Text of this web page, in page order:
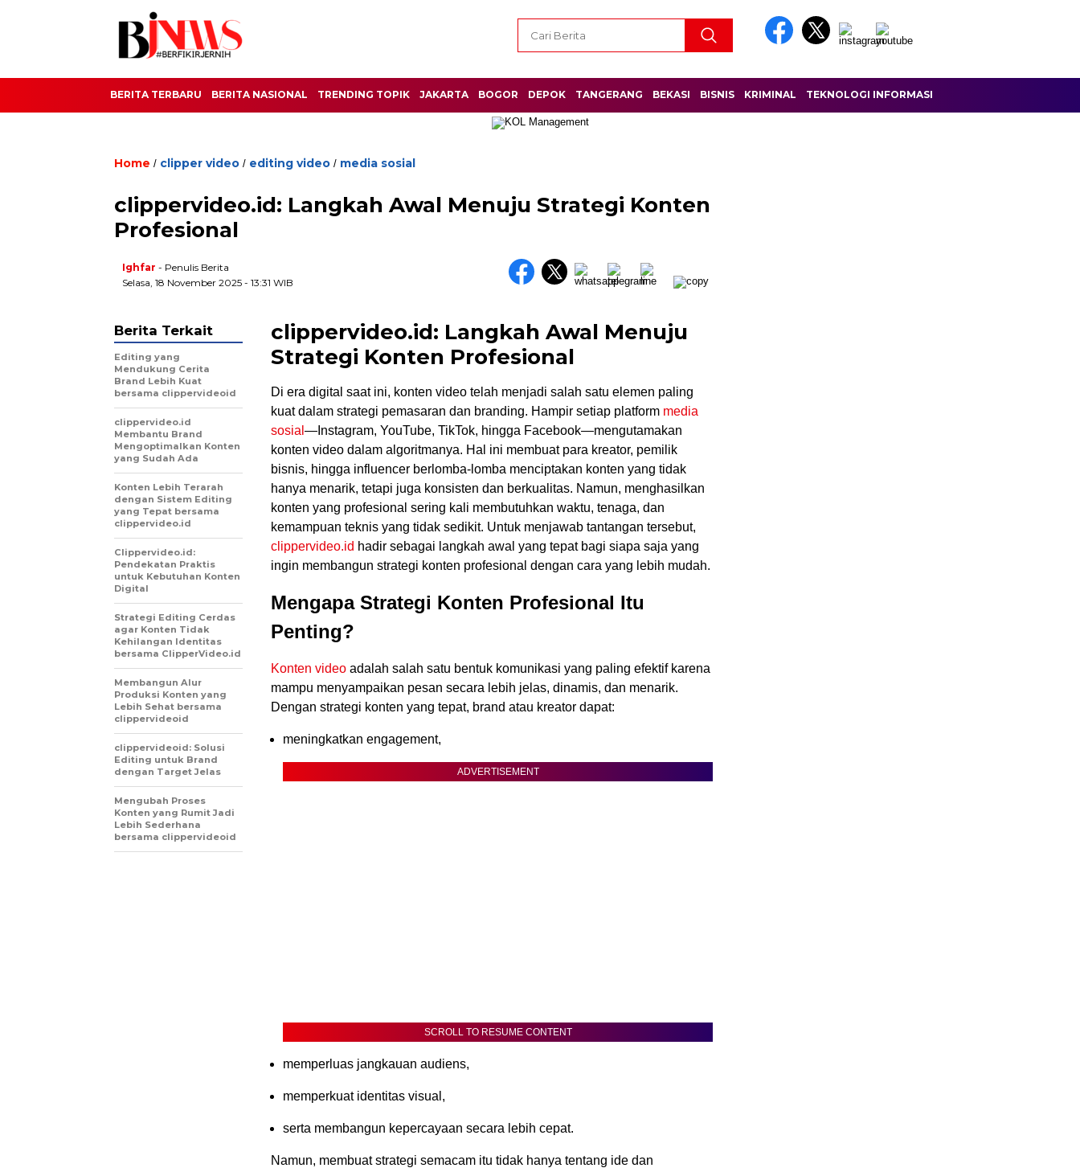
BERITA TERBARU BERITA NASIONAL TRENDING TOPIK JAKARTA BOGOR DEPOK TANGERANG BEKASI BISNIS KRIMINAL TEKNOLOGI INFORMASI
Home / clipper video / editing video / media sosial
clippervideo.id: Langkah Awal Menuju Strategi Konten
Profesional
Ighfar - Penulis Berita
Selasa, 18 November 2025 - 13:31 WIB
clippervideo.id: Langkah Awal Menuju
Strategi Konten Profesional
Di era digital saat ini, konten video telah menjadi salah satu elemen paling
kuat dalam strategi pemasaran dan branding. Hampir setiap platform media
sosial —Instagram, YouTube, TikTok, hingga Facebook—mengutamakan
konten video dalam algoritmanya. Hal ini membuat para kreator, pemilik
bisnis, hingga influencer berlomba-lomba menciptakan konten yang tidak
hanya menarik, tetapi juga konsisten dan berkualitas. Namun, menghasilkan
konten yang profesional sering kali membutuhkan waktu, tenaga, dan
kemampuan teknis yang tidak sedikit. Untuk menjawab tantangan tersebut,
clippervideo.id hadir sebagai langkah awal yang tepat bagi siapa saja yang
ingin membangun strategi konten profesional dengan cara yang lebih mudah.
Mengapa Strategi Konten Profesional Itu
Penting?
Konten video adalah salah satu bentuk komunikasi yang paling efektif karena
mampu menyampaikan pesan secara lebih jelas, dinamis, dan menarik.
Dengan strategi konten yang tepat, brand atau kreator dapat:
meningkatkan engagement,
ADVERTISEMENT
SCROLL TO RESUME CONTENT
memperluas jangkauan audiens,
memperkuat identitas visual,
serta membangun kepercayaan secara lebih cepat.
Namun, membuat strategi semacam itu tidak hanya tentang ide dan
Berita Terkait
Editing yang
Mendukung Cerita
Brand Lebih Kuat
bersama clippervideoid
clippervideo.id
Membantu Brand
Mengoptimalkan Konten
yang Sudah Ada
Konten Lebih Terarah
dengan Sistem Editing
yang Tepat bersama
clippervideo.id
Clippervideo.id:
Pendekatan Praktis
untuk Kebutuhan Konten
Digital
Strategi Editing Cerdas
agar Konten Tidak
Kehilangan Identitas
bersama ClipperVideo.id
Membangun Alur
Produksi Konten yang
Lebih Sehat bersama
clippervideoid
clippervideoid: Solusi
Editing untuk Brand
dengan Target Jelas
Mengubah Proses
Konten yang Rumit Jadi
Lebih Sederhana
bersama clippervideoid